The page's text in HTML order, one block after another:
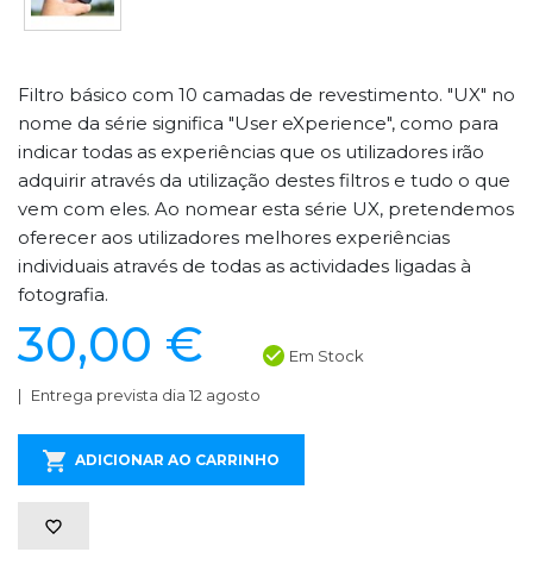
Filtro básico com 10 camadas de revestimento. "UX" no
nome da série significa "User eXperience", como para
indicar todas as experiências que os utilizadores irão
adquirir através da utilização destes filtros e tudo o que
vem com eles. Ao nomear esta série UX, pretendemos
oferecer aos utilizadores melhores experiências
individuais através de todas as actividades ligadas à
fotografia.
30,00 € Em Stock
Entrega prevista dia 12 agosto
ADICIONAR AO CARRINHO